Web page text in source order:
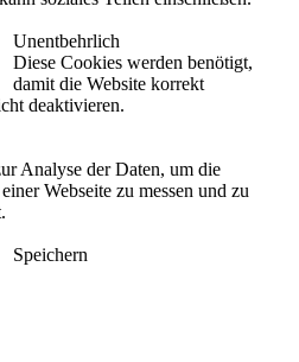
Unentbehrlich
Diese Cookies werden benötigt,
damit die Website korrekt
deaktivieren.
Analyse der Daten, um die
Webseite zu messen und zu
Speichern